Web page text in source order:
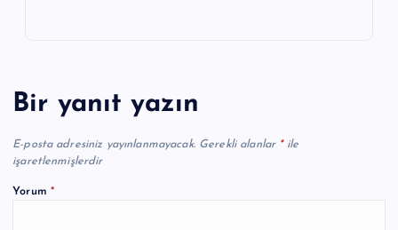
Bir yanıt yazın
E-posta adresiniz yayınlanmayacak. Gerekli alanlar *ile
işaretlenmişlerdir
Yorum *